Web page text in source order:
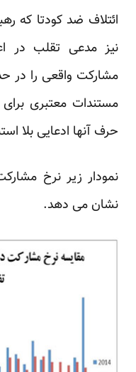
ائتلاف ضد کودتا که
نیز مدعی تقلب در
مشارکت واقعی را در
مستندات معتبری برای
حرف آنها ادعایی بلا
نمودار زیر نرخ
نشان می دهد.